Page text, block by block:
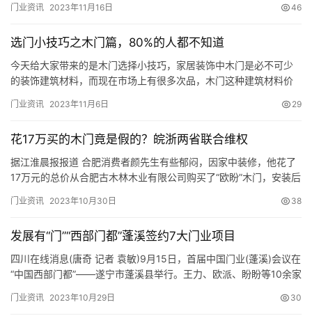
装
维
修
门
资
讯
联
我
来发展路径，开启佛山门窗制造发展的全新纪元。 佛山市门窗业协
市门窗业协会举办的「佛山门窗 聚势启新」佛山市门窗业协会第三
届…
门业资讯 2023年11月16日 46
选门小技巧之木门篇，80%的人都不知道
今天给大家带来的是木门选择小技巧，家居装饰中木门是必不可少
的装饰建筑材料，而现在市场上有很多次品，木门这种建筑材料价
购买优质材料，还可以节省不必要的费用。 木门有三个种类，一是
密度板制作门框，表面可见部分高档木皮，内部填充杉木、松木等
相对便…
门业资讯 2023年11月6日 29
花17万买的木门竟是假的？皖浙两省联合维权
据江淮晨报报道 合肥消费者颜先生有些郁闷，因家中装修，他花了
17万元的总价从合肥古木林木业有限公司购买了“欧盼”木门，安装后
事，联合浙江省消保委一同为这批木门“验明正身”，最终的结果却让
材料，杭州欧盼公司也明确表示这一批木门并非该公司产…
门业资讯 2023年10月30日 38
发展有“门”“西部门都”蓬溪签约7大门业项目
四川在线消息(唐奇 记者 袁敏)9月15日，首届中国门业(蓬溪)会议在
“中国西部门都”——遂宁市蓬溪县举行。王力、欧派、盼盼等10余家
议促成7个门业投资项目落户蓬溪，签约总金额约15亿元。 “早就晓
门业资讯 2023年10月29日 30